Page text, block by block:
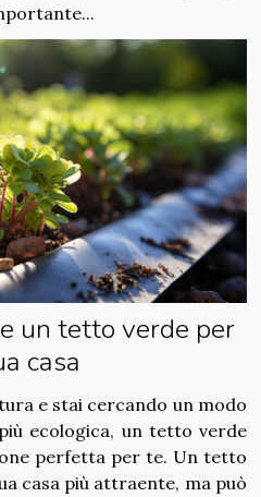
un tetto verde per
casa
e stai cercando un modo
ecologica, un tetto verde
perfetta per te. Un tetto
casa più attraente, ma può